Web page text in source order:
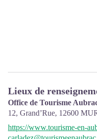
Lieux de
Office de Tourisme
12, Grand’Rue, 12600
https://www.tourisme-en-